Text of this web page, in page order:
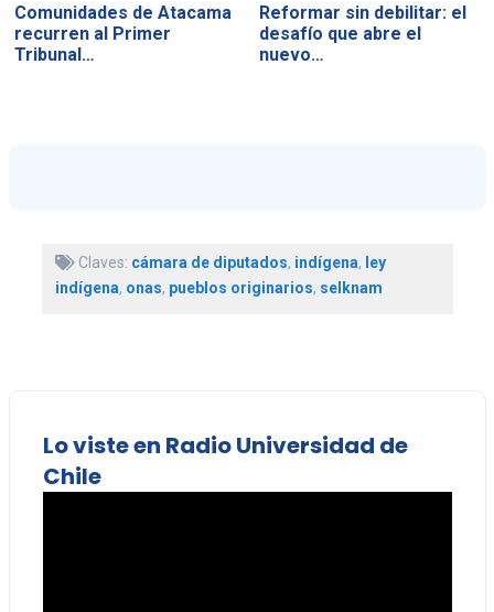
Comunidades de Atacama
recurren al Primer
Tribunal…
Reformar sin debilitar: el
desafío que abre el
nuevo…
Claves: cámara de diputados, indígena, ley
indígena, onas, pueblos originarios, selknam
Lo viste en Radio Universidad de
Chile